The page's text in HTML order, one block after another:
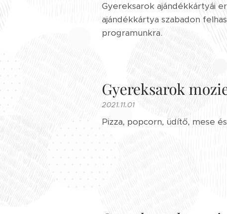
Gyereksarok ajándékkártyái
ajándékkártya szabadon
programunkra.
Gyereksarok
2021.11.01
Pizza, popcorn, üdítő, mese